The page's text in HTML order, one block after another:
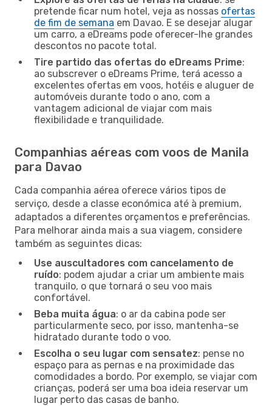
pretende ficar num hotel, veja as nossas ofertas
de fim de semana em Davao. E se desejar alugar
um carro, a eDreams pode oferecer-lhe grandes
descontos no pacote total.
Tire partido das ofertas do eDreams Prime:
ao subscrever o eDreams Prime, terá acesso a
excelentes ofertas em voos, hotéis e aluguer de
automóveis durante todo o ano, com a
vantagem adicional de viajar com mais
flexibilidade e tranquilidade.
Companhias aéreas com voos de Manila
para Davao
Cada companhia aérea oferece vários tipos de
serviço, desde a classe económica até à premium,
adaptados a diferentes orçamentos e preferências.
Para melhorar ainda mais a sua viagem, considere
também as seguintes dicas:
Use auscultadores com cancelamento de
ruído: podem ajudar a criar um ambiente mais
tranquilo, o que tornará o seu voo mais
confortável.
Beba muita água: o ar da cabina pode ser
particularmente seco, por isso, mantenha-se
hidratado durante todo o voo.
Escolha o seu lugar com sensatez: pense no
espaço para as pernas e na proximidade das
comodidades a bordo. Por exemplo, se viajar com
crianças, poderá ser uma boa ideia reservar um
lugar perto das casas de banho.